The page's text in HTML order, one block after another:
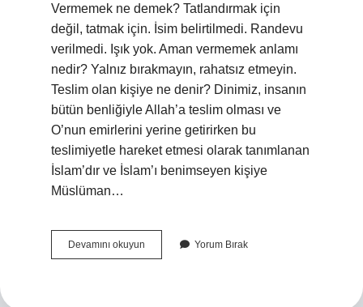
Vermemek ne demek? Tatlandırmak için
değil, tatmak için. İsim belirtilmedi. Randevu
verilmedi. Işık yok. Aman vermemek anlamı
nedir? Yalnız bırakmayın, rahatsız etmeyin.
Teslim olan kişiye ne denir? Dinimiz, insanın
bütün benliğiyle Allah’a teslim olması ve
O’nun emirlerini yerine getirirken bu
teslimiyetle hareket etmesi olarak tanımlanan
İslam’dır ve İslam’ı benimseyen kişiye
Müslüman…
Devamını okuyun
Vermemek
Yorum Bırak